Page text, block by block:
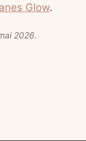
Glow.
2026.